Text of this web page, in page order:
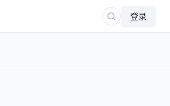
登录